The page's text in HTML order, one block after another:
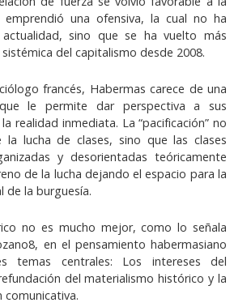
una ofensiva, la cual no ha
sino que se ha vuelto más
del capitalismo desde 2008.
francés, Habermas carece de una
le permite dar perspectiva a sus
realidad inmediata. La “pacificación” no
la lucha de clases, sino que las clases
y desorientadas teóricamente
de la lucha dejando el espacio para la
de la burguesía.
no es mucho mejor, como lo señala
en el pensamiento habermasiano
temas centrales: Los intereses del
del materialismo histórico y la
comunicativa.